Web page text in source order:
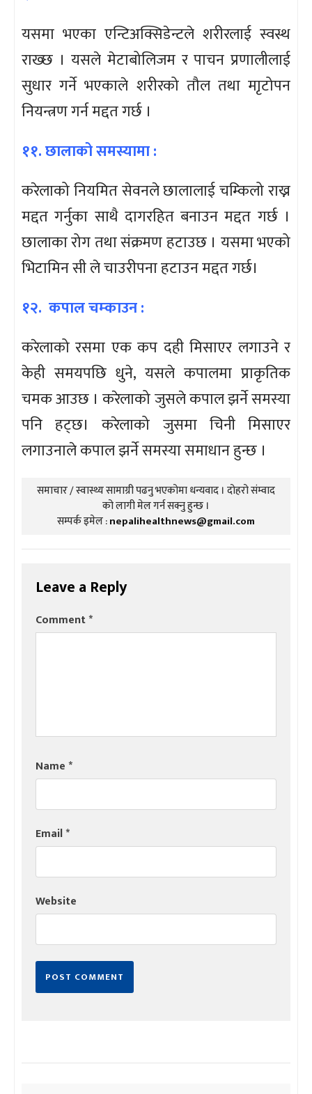
यसमा भएका एन्टिअक्सिडेन्टले शरीरलाई स्वस्थ
राख्छ । यसले मेटाबोलिजम र पाचन प्रणालीलाई
सुधार गर्ने भएकाले शरीरको तौल तथा माृटोपन
नियन्त्रण गर्न मद्दत गर्छ ।
११. छालाको समस्यामा :
करेलाको नियमित सेवनले छालालाई चम्किलो राख्न
मद्दत गर्नुका साथै दागरहित बनाउन मद्दत गर्छ ।
छालाका रोग तथा संक्रमण हटाउछ । यसमा भएको
भिटामिन सी ले चाउरीपना हटाउन मद्दत गर्छ।
१२. कपाल चम्काउन :
करेलाको रसमा एक कप दही मिसाएर लगाउने र
केही समयपछि धुने, यसले कपालमा प्राकृतिक
चमक आउछ । करेलाको जुसले कपाल झर्ने समस्या
पनि हट्छ। करेलाको जुसमा चिनी मिसाएर
लगाउनाले कपाल झर्ने समस्या समाधान हुन्छ ।
समाचार / स्वास्थ्य सामाग्री पढनु भएकोमा धन्यवाद । दोहरो संम्वाद
को लागी मेल गर्न सक्नु हुन्छ ।
सम्पर्क इमेल :nepalihealthnews@gmail.com
Leave a Reply
Comment*
Name*
Email*
Website